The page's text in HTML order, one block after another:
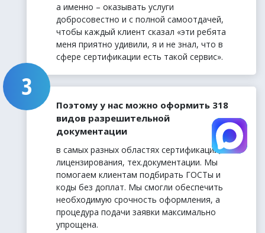
а именно – оказывать услуги
добросовестно и с полной самоотдачей,
чтобы каждый клиент сказал «эти ребята
меня приятно удивили, я и не знал, что в
сфере сертификации есть такой сервис».
Поэтому у нас можно оформить 318
видов разрешительной
документации
в самых разных областях сертификации,
лицензирования, тех.документации. Мы
помогаем клиентам подбирать ГОСТы и
коды без доплат. Мы смогли обеспечить
необходимую срочность оформления, а
процедура подачи заявки максимально
упрощена.